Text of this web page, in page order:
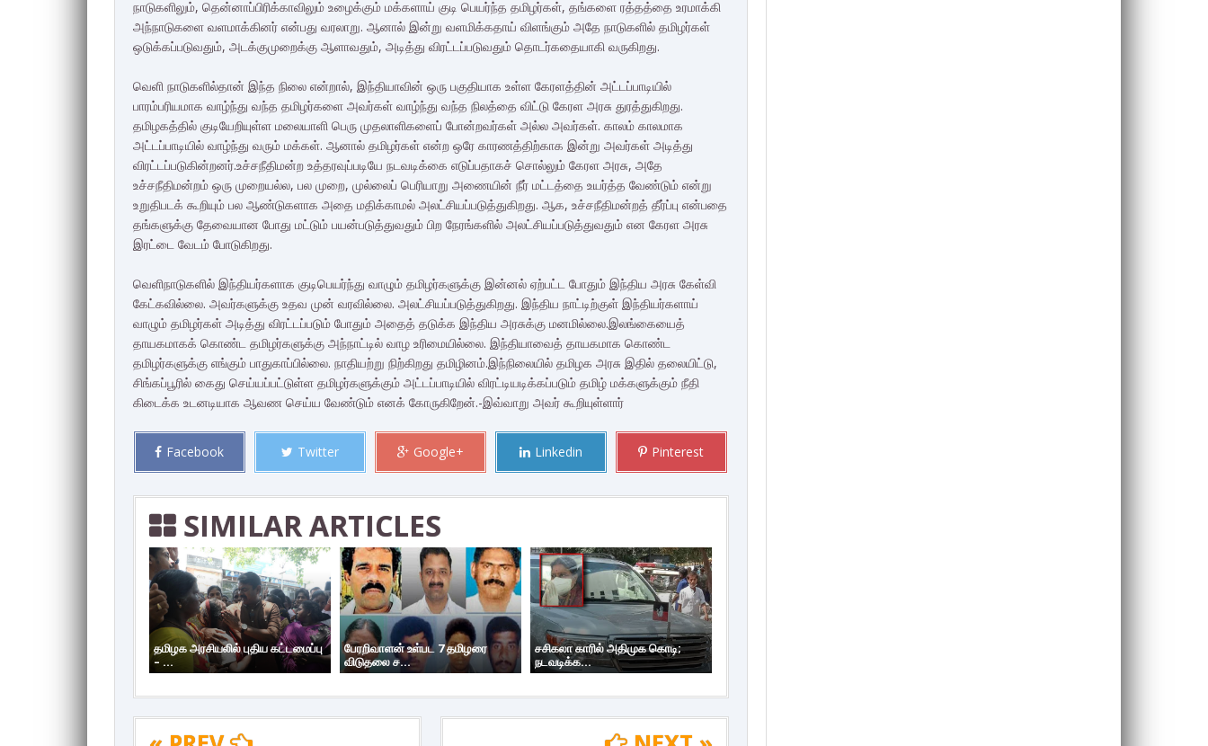
நாடுகளிலும், தென்னாப்பிரிக்காவிலும் உழைக்கும் மக்களாய் குடி பெயர்ந்த தமிழர்கள், தங்களை ரத்தத்தை உரமாக்கி
அந்நாடுகளை வளமாக்கினர் என்பது வரலாறு. ஆனால் இன்று வளமிக்கதாய் விளங்கும் அதே நாடுகளில் தமிழர்கள்
ஒடுக்கப்படுவதும், அடக்குமுறைக்கு ஆளாவதும், அடித்து விரட்டப்படுவதும் தொடர்கதையாகி வருகிறது.
வெளி நாடுகளில்தான் இந்த நிலை என்றால், இந்தியாவின் ஒரு பகுதியாக உள்ள கேரளத்தின் அட்டப்பாடியில்
பாரம்பரியமாக வாழ்ந்து வந்த தமிழர்களை அவர்கள் வாழ்ந்து வந்த நிலத்தை விட்டு கேரள அரசு துரத்துகிறது.
தமிழகத்தில் குடியேறியுள்ள மலையாளி பெரு முதலாளிகளைப் போன்றவர்கள் அல்ல அவர்கள். காலம் காலமாக
அட்டப்பாடியில் வாழ்ந்து வரும் மக்கள். ஆனால் தமிழர்கள் என்ற ஒரே காரணத்திற்காக இன்று அவர்கள் அடித்து
விரட்டப்படுகின்றனர்.உச்சநீதிமன்ற உத்தரவுப்படியே நடவடிக்கை எடுப்பதாகச் சொல்லும் கேரள அரசு, அதே
உச்சநீதிமன்றம் ஒரு முறையல்ல, பல முறை, முல்லைப் பெரியாறு அணையின் நீர் மட்டத்தை உயர்த்த வேண்டும் என்று
உறுதிபடக் கூறியும் பல ஆண்டுகளாக அதை மதிக்காமல் அலட்சியப்படுத்துகிறது. ஆக, உச்சநீதிமன்றத் தீர்ப்பு என்பதை
தங்களுக்கு தேவையான போது மட்டும் பயன்படுத்துவதும் பிற நேரங்களில் அலட்சியப்படுத்துவதும் என கேரள அரசு
இரட்டை வேடம் போடுகிறது.
வெளிநாடுகளில் இந்தியர்களாக குடிபெயர்ந்து வாழும் தமிழர்களுக்கு இன்னல் ஏற்பட்ட போதும் இந்திய அரசு கேள்வி
கேட்கவில்லை. அவர்களுக்கு உதவ முன் வரவில்லை. அலட்சியப்படுத்துகிறது. இந்திய நாட்டிற்குள் இந்தியர்களாய்
வாழும் தமிழர்கள் அடித்து விரட்டப்படும் போதும் அதைத் தடுக்க இந்திய அரசுக்கு மனமில்லை.இலங்கையைத்
தாயகமாகக் கொண்ட தமிழர்களுக்கு அந்நாட்டில் வாழ உரிமையில்லை. இந்தியாவைத் தாயகமாக கொண்ட
தமிழர்களுக்கு எங்கும் பாதுகாப்பில்லை. நாதியற்று நிற்கிறது தமிழினம்.இந்நிலையில் தமிழக அரசு இதில் தலையிட்டு,
சிங்கப்பூரில் கைது செய்யப்பட்டுள்ள தமிழர்களுக்கும் அட்டப்பாடியில் விரட்டியடிக்கப்படும் தமிழ் மக்களுக்கும் நீதி
கிடைக்க உடனடியாக ஆவண செய்ய வேண்டும் எனக் கோருகிறேன்.-இவ்வாறு அவர் கூறியுள்ளார்
Facebook Twitter Google+ Linkedin Pinterest
SIMILAR ARTICLES
தமிழக அரசியலில் புதிய கட்டமைப்பு
– ...
பேரறிவாளன் உள்பட 7 தமிழரை
விடுதலை ச...
சசிகலா காரில் அதிமுக கொடி;
நடவடிக்க...